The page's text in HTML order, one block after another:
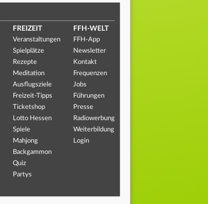
FREIZEIT
Veranstaltungen
Spielplätze
Rezepte
Meditation
Ausflugsziele
Freizeit-Tipps
Ticketshop
Lotto Hessen
Spiele
Mahjong
Backgammon
Quiz
Partys
FFH-WELT
FFH-App
Newsletter
Kontakt
Frequenzen
Jobs
Führungen
Presse
Radiowerbung
Weiterbildung
Login